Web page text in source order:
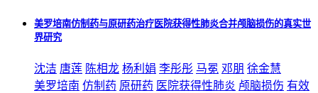
美罗培南仿制药与原研药治疗医院获得性肺炎合并颅脑损伤的真实世
界研究
沈洁 唐莲 陈相龙 杨利娟 李彤彤 马冕 邓朋 徐金慧
美罗培南 仿制药 原研药 医院获得性肺炎 颅脑损伤 有效